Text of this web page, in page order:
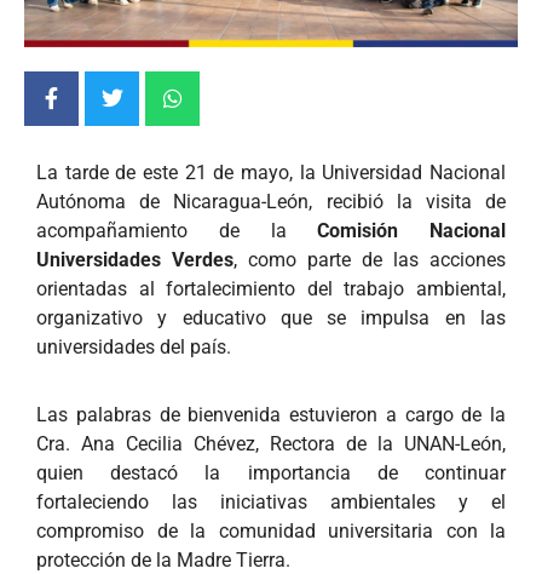
La tarde de este 21 de mayo, la Universidad Nacional
Autónoma de Nicaragua-León, recibió la visita de
acompañamiento de laComisión Nacional
Universidades Verdes, como parte de las acciones
orientadas al fortalecimiento del trabajo ambiental,
organizativo y educativo que se impulsa en las
universidades del país.
Las palabras de bienvenida estuvieron a cargo de la
Cra. Ana Cecilia Chévez, Rectora de la UNAN-León,
quien destacó la importancia de continuar
fortaleciendo las iniciativas ambientales y el
compromiso de la comunidad universitaria con la
protección de la Madre Tierra.